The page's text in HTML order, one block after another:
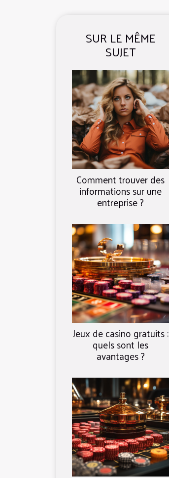
SUR LE MÊME
SUJET
Comment trouver des
informations sur une
entreprise ?
Jeux de casino gratuits :
quels sont les
avantages ?